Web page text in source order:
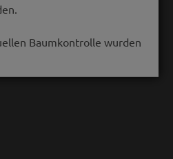
Baumkontrolle wurden